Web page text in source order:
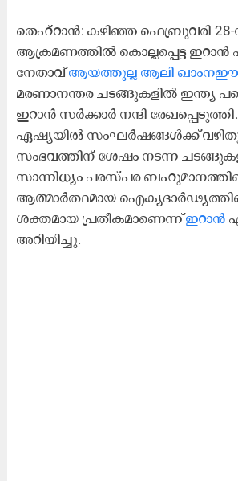
തെഹ്റാൻ: കഴിഞ്ഞ ഫെബ്രുവരി 28-
ആക്രമണത്തിൽ കൊല്ലപ്പെട്ട ഇറാൻ
നേതാവ്ആയത്തുല്ല ആലി ഖാംനഈ
മരണാനന്തര ചടങ്ങുകളിൽ ഇന്ത്യ
ഇറാൻ സർക്കാർ നന്ദി രേഖപ്പെടുത്തി.
ഏഷ്യയിൽ സംഘർഷങ്ങൾക്ക്
സംഭവത്തിന് ശേഷം നടന്ന
സാന്നിധ്യം പരസ്പര
ആത്മാർത്ഥമായ
ശക്തമായ പ്രതീകമാണെന്ന്ഇറാൻ
അറിയിച്ചു.